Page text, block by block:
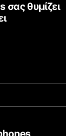
σας θυμίζει